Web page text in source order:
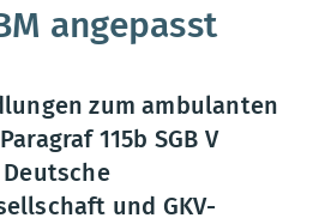
angepasst
zum ambulanten
115b SGB V
Deutsche
und GKV-